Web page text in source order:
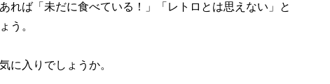
れば「未だに食べている！」「レトロとは思えない」と
う。
に入りでしょうか。